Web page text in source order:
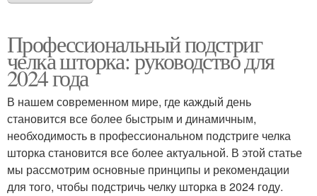
Профессиональный подстриг
челка шторка: руководство для
2024 года
В нашем современном мире, где каждый день
становится все более быстрым и динамичным,
необходимость в профессиональном подстриге челка
шторка становится все более актуальной. В этой статье
мы рассмотрим основные принципы и рекомендации
для того, чтобы подстричь челку шторка в 2024 году.